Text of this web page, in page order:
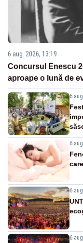
6 aug. 2026, 13:19
Concursul Enescu
aproape o lună de
6
6
6
6